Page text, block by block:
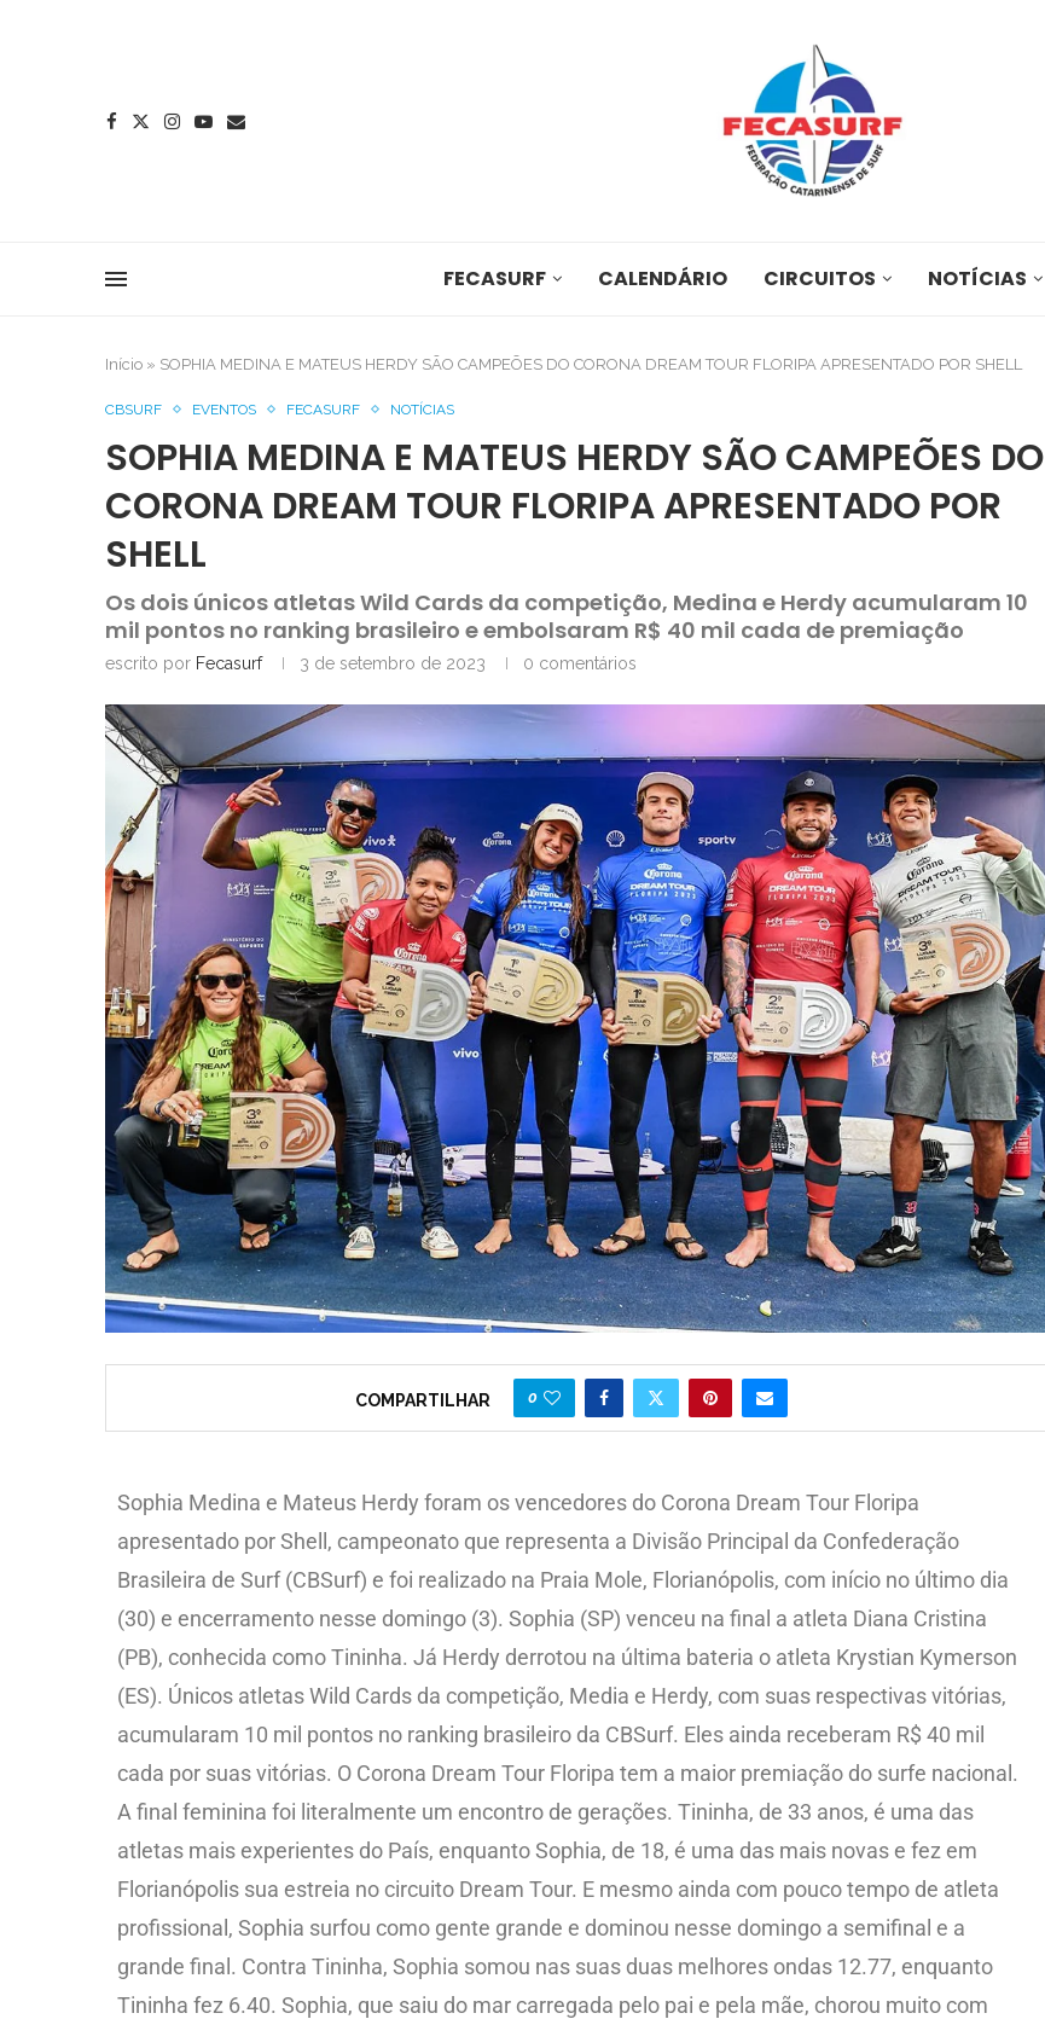
FECASURF CALENDÁRIO CIRCUITOS NOTÍCIAS
Início » SOPHIA MEDINA E MATEUS HERDY SÃO CAMPEÕES DO CORONA DREAM TOUR FLORIPA APRESENTADO POR SHELL
CBSURF EVENTOS FECASURF NOTÍCIAS
SOPHIA MEDINA E MATEUS HERDY SÃO CAMPEÕES DO
CORONA DREAM TOUR FLORIPA APRESENTADO POR
SHELL
Os dois únicos atletas Wild Cards da competição, Medina e Herdy acumularam 10
mil pontos no ranking brasileiro e embolsaram R$ 40 mil cada de premiação
escrito por Fecasurf 3 de setembro de 2023 0 comentários
COMPARTILHAR 0
Sophia Medina e Mateus Herdy foram os vencedores do Corona Dream Tour Floripa
apresentado por Shell, campeonato que representa a Divisão Principal da Confederação
Brasileira de Surf (CBSurf) e foi realizado na Praia Mole, Florianópolis, com início no último dia
(30) e encerramento nesse domingo (3). Sophia (SP) venceu na final a atleta Diana Cristina
(PB), conhecida como Tininha. Já Herdy derrotou na última bateria o atleta Krystian Kymerson
(ES). Únicos atletas Wild Cards da competição, Media e Herdy, com suas respectivas vitórias,
acumularam 10 mil pontos no ranking brasileiro da CBSurf. Eles ainda receberam R$ 40 mil
cada por suas vitórias. O Corona Dream Tour Floripa tem a maior premiação do surfe nacional.
A final feminina foi literalmente um encontro de gerações. Tininha, de 33 anos, é uma das
atletas mais experientes do País, enquanto Sophia, de 18, é uma das mais novas e fez em
Florianópolis sua estreia no circuito Dream Tour. E mesmo ainda com pouco tempo de atleta
profissional, Sophia surfou como gente grande e dominou nesse domingo a semifinal e a
grande final. Contra Tininha, Sophia somou nas suas duas melhores ondas 12.77, enquanto
Tininha fez 6.40. Sophia, que saiu do mar carregada pelo pai e pela mãe, chorou muito com